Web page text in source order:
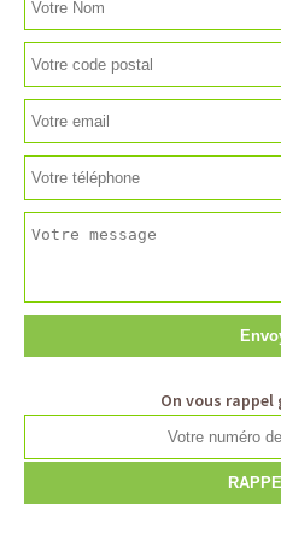
On vous